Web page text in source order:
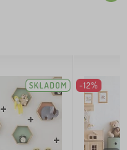
SKLADOM -12%